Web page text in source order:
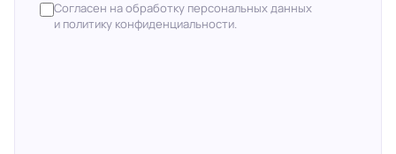
Согласен на обработку персональных данных
и политику конфиденциальности.